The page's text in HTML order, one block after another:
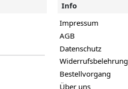
Info
Impressum
AGB
Datenschutz
Widerrufsbelehrung
Bestellvorgang
Über uns